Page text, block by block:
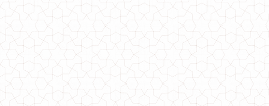
750.00грн.
Плаття модне жіноче з гудзиками по боках
500.00грн.
Модне жіноче пальто за коліна із хутром
1000.00грн.